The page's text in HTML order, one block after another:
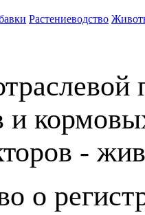
Растениеводство
-
о